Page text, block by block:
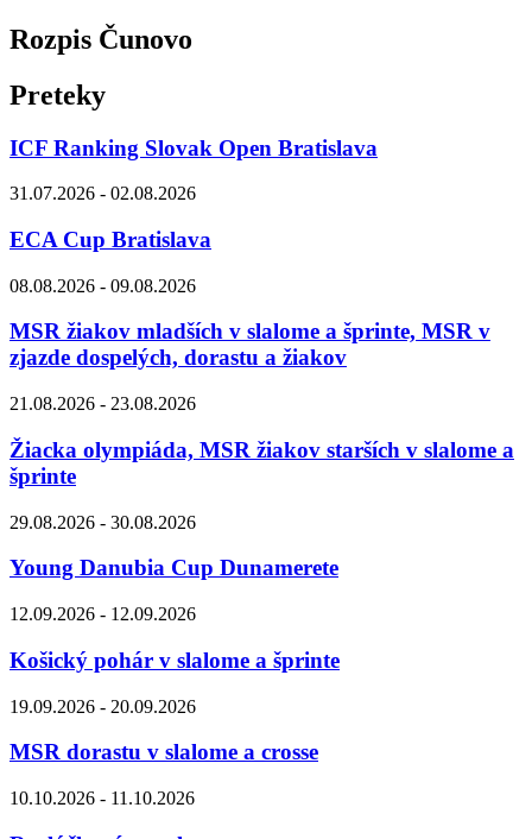
Rozpis Čunovo
Preteky
ICF Ranking Slovak Open Bratislava
31.07.2026 - 02.08.2026
ECA Cup Bratislava
08.08.2026 - 09.08.2026
MSR žiakov mladších v slalome a šprinte, MSR v
zjazde dospelých, dorastu a žiakov
21.08.2026 - 23.08.2026
Žiacka olympiáda, MSR žiakov starších v slalome a
šprinte
29.08.2026 - 30.08.2026
Young Danubia Cup Dunamerete
12.09.2026 - 12.09.2026
Košický pohár v slalome a šprinte
19.09.2026 - 20.09.2026
MSR dorastu v slalome a crosse
10.10.2026 - 11.10.2026